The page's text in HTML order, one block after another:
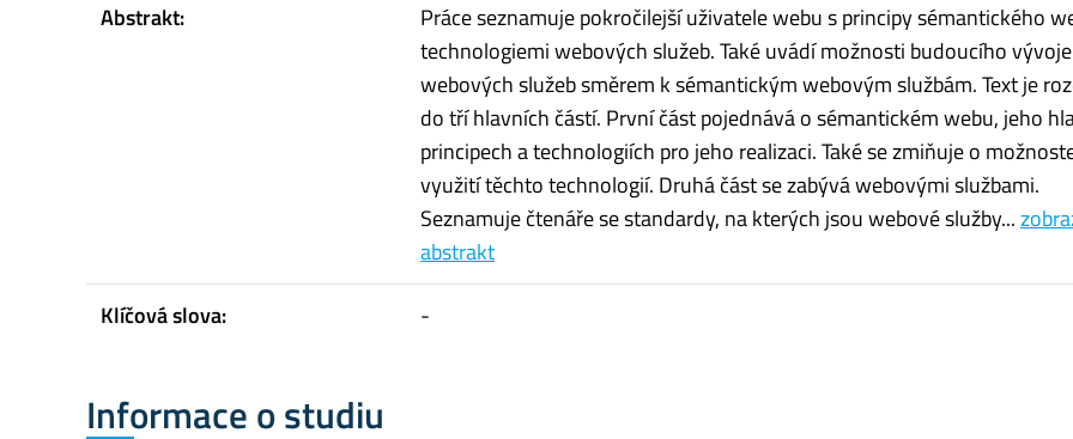
Abstrakt:
Práce seznamuje pokročilejší uživatele webu s principy sémantického
technologiemi webových služeb. Také uvádí možnosti budoucího vývoje
webových služeb směrem k sémantickým webovým službám. Text je
do tří hlavních částí. První část pojednává o sémantickém webu, jeho
principech a technologiích pro jeho realizaci. Také se zmiňuje o
využití těchto technologií. Druhá část se zabývá webovými službami.
Seznamuje čtenáře se standardy, na kterých jsou webové služby...
abstrakt
Klíčová slova:
-
Informace o studiu